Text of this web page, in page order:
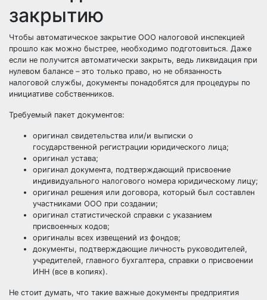
закрытию
Чтобы автоматическое закрытие ООО налоговой инспекцией
прошло как можно быстрее, необходимо подготовиться. Даже
если не получится автоматически закрыть, ведь ликвидация при
нулевом балансе – это только право, но не обязанность
налоговой службы, документы понадобятся для процедуры по
инициативе собственников.
Требуемый пакет документов:
оригинал свидетельства или/и выписки о
государственной регистрации юридического лица;
оригинал устава;
оригинал документа, подтверждающий присвоение
индивидуального налогового номера юридическому лицу;
оригинал решения или договора, который был составлен
участниками ООО при создании;
оригинал статистической справки с указанием
присвоенных кодов;
оригиналы всех извещений из фондов;
документы, подтверждающие личность руководителей,
учредителей, главного бухгалтера, справки о присвоении
ИНН (все в копиях).
Не стоит думать, что такие важные документы предприятия